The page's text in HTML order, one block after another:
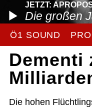
JETZT:
Die großen
Ö1 SOUND
Dementi
Die hohen